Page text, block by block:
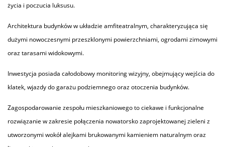
życia i poczucia luksusu.
Architektura budynków w układzie amfiteatralnym, charakteryzująca się
dużymi nowoczesnymi przeszklonymi powierzchniami, ogrodami zimowymi
oraz tarasami widokowymi.
Inwestycja posiada całodobowy monitoring wizyjny, obejmujący wejścia do
klatek, wjazdy do garażu podziemnego oraz otoczenia budynków.
Zagospodarowanie zespołu mieszkaniowego to ciekawe i funkcjonalne
rozwiązanie w zakresie połączenia nowatorsko zaprojektowanej zieleni z
utworzonymi wokół alejkami brukowanymi kamieniem naturalnym oraz